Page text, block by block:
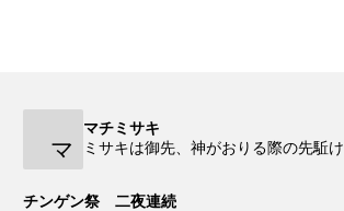
マ
マチミサキ
ミサキは御先、神がおりる際の先駈け
チンゲン祭 二夜連続